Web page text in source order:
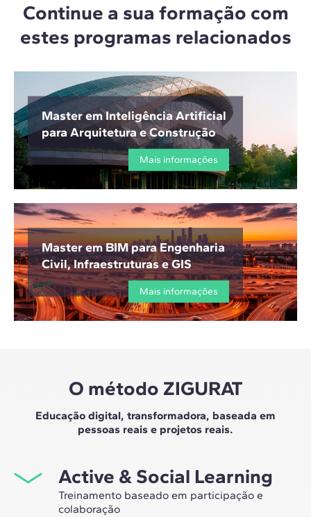
Continue a sua formação com
estes programas relacionados
Master em Inteligência Artificial
para Arquitetura e Construção
Mais informações
Master em BIM para Engenharia
Civil, Infraestruturas e GIS
Mais informações
O método ZIGURAT
Educação digital, transformadora, baseada em
pessoas reais e projetos reais.
Active & Social Learning
Treinamento baseado em participação e
colaboração